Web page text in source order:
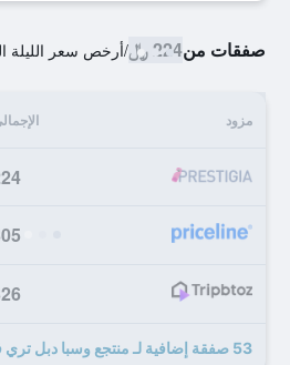
صفقات من224 ﷼ /أرخص سعر الليلة
مزود